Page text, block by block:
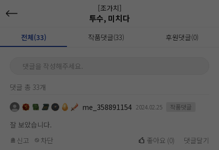
[조가치]
투수, 미치다
전체(33) 작품댓글(33) 후원댓글(0)
댓글을 작성해주세요.
댓글 총 33개
me_358891154 2024.02.25 작품댓글
잘 보았습니다.
신고
차단 좋아요 (0) 댓글달기